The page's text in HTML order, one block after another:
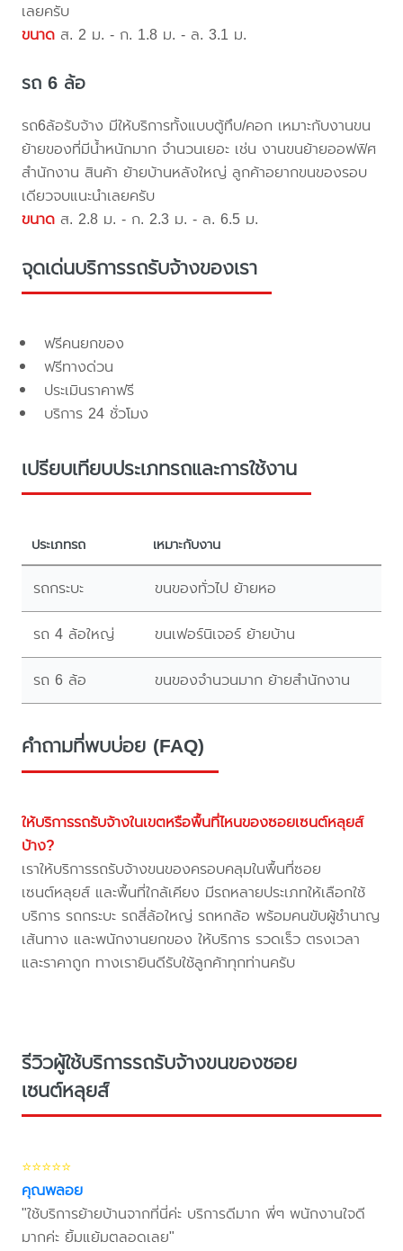
เลยครับ
ขนาด ส. 2 ม. - ก. 1.8 ม. - ล. 3.1 ม.
รถ 6 ล้อ
รถ6ล้อรับจ้าง มีให้บริการทั้งแบบตู้ทึบ/คอก เหมาะกับงานขน
ย้ายของที่มีน้ำหนักมาก จำนวนเยอะ เช่น งานขนย้ายออฟฟิศ
สำนักงาน สินค้า ย้ายบ้านหลังใหญ่ ลูกค้าอยากขนของรอบ
เดียวจบแนะนำเลยครับ
ขนาด ส. 2.8 ม. - ก. 2.3 ม. - ล. 6.5 ม.
จุดเด่นบริการรถรับจ้างของเรา
ฟรีคนยกของ
ฟรีทางด่วน
ประเมินราคาฟรี
บริการ 24 ชั่วโมง
เปรียบเทียบประเภทรถและการใช้งาน
ประเภทรถ เหมาะกับงาน
รถกระบะ ขนของทั่วไป ย้ายหอ
รถ 4 ล้อใหญ่ ขนเฟอร์นิเจอร์ ย้ายบ้าน
รถ 6 ล้อ ขนของจำนวนมาก ย้ายสำนักงาน
คำถามที่พบบ่อย (FAQ)
ให้บริการรถรับจ้างในเขตหรือพื้นที่ไหนของซอยเซนต์หลุยส์
บ้าง?
เราให้บริการรถรับจ้างขนของครอบคลุมในพื้นที่ซอย
เซนต์หลุยส์ และพื้นที่ใกล้เคียง มีรถหลายประเภทให้เลือกใช้
บริการ รถกระบะ รถสี่ล้อใหญ่ รถหกล้อ พร้อมคนขับผู้ชำนาญ
เส้นทาง และพนักงานยกของ ให้บริการ รวดเร็ว ตรงเวลา
และราคาถูก ทางเรายินดีรับใช้ลูกค้าทุกท่านครับ
รีวิวผู้ใช้บริการรถรับจ้างขนของซอย
เซนต์หลุยส์
⭐⭐⭐⭐⭐
คุณพลอย
"ใช้บริการย้ายบ้านจากที่นี่ค่ะ บริการดีมาก พี่ๆ พนักงานใจดี
มากค่ะ ยิ้มแย้มตลอดเลย"